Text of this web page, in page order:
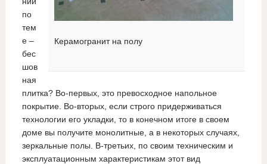
Керамогранит на полу
по
тем
е –
бес
шов
ная
плитка? Во-первых, это превосходное напольное
покрытие. Во-вторых, если строго придерживаться
технологии его укладки, то в конечном итоге в своем
доме вы получите монолитные, а в некоторых случаях,
зеркальные полы. В-третьих, по своим техническим и
эксплуатационным характеристикам этот вид